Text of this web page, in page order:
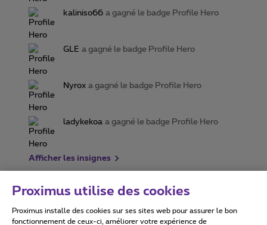
kaliniso66 a gagné le badge Profile Hero
GLE a gagné le badge Profile Hero
Nyrox a gagné le badge Profile Hero
ladykekoa a gagné le badge Profile Hero
Afficher les insignes
Conditions d'utilisation Accessibility statement
Proximus utilise des cookies
Proximus installe des cookies sur ses sites web pour assurer le bon
fonctionnement de ceux-ci, améliorer votre expérience de